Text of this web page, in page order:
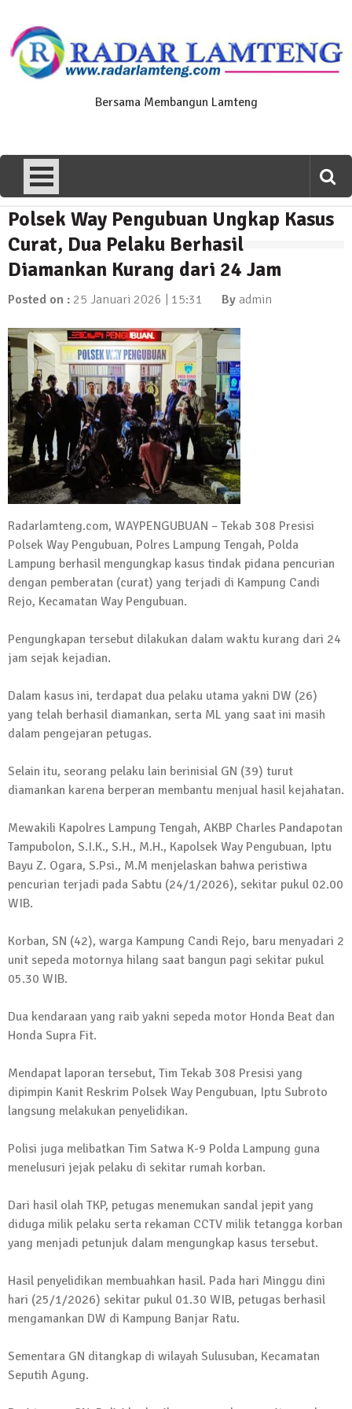
content
Bersama Membangun Lamteng
News Flash
Polres Lamteng Gelar Upacara
Peringatan Hari Pahlawan, Teladani
Semangat Pengorbanan untuk Bangsa
10 November 2025 | 14:07
Puluhan Warga Dusun III Geruduk
Balai Kampung Pujobasuki, Tuntut
Kadus Untuk Mundur
4 September 2025 | 15:40
News Flash
iklan ucapan HUT RI
20 Agustus 2025 | 14:43
News Flash
Maling Jebol Plafon Konter HP di
Rumbia, Pelaku Ditangkap di Lamtim
26 Juli 2025 | 10:33
News Flash
Kejari Geledah Kantor Disporapar
Lamteng Terkait Dugaan Korupsi Dana
16 Oktober 2024 | 05:27
News Flash
Cawabup Lampung Tengah
13 Oktober 2024 | 12:22
News Flash
Sasar Sejumlah Warga Kurang Mampu
12 Juli 2024 | 15:15
Dengan Semangat Muda, Ida Bagus
Wisnu Pujana Mengambil Berkas
Penjaringan Balonkada di DPC PDI P
Lamtim
News Flash
Melalui Dumas, Ketua SMSI Waykanan
Laporkan Kasus Pengeroyokan yang
19 Maret 2024 | 16:01
News Flash
Kembali Laksanakan Sosialisasi 4 Pilar
Kebangsaan, Kali Ini Digelar di Tubaba
2 Februari 2024 | 11:48
Polsek Way Pengubuan Ungkap Kasus
Curat, Dua Pelaku Berhasil
Diamankan Kurang dari 24 Jam
Posted on : 25 Januari 2026 | 15:31 By admin
Radarlamteng.com, WAYPENGUBUAN – Tekab 308 Presisi
Polsek Way Pengubuan, Polres Lampung Tengah, Polda
Lampung berhasil mengungkap kasus tindak pidana pencurian
dengan pemberatan (curat) yang terjadi di Kampung Candi
Rejo, Kecamatan Way Pengubuan.
Pengungkapan tersebut dilakukan dalam waktu kurang dari 24
jam sejak kejadian.
Dalam kasus ini, terdapat dua pelaku utama yakni DW (26)
yang telah berhasil diamankan, serta ML yang saat ini masih
dalam pengejaran petugas.
Selain itu, seorang pelaku lain berinisial GN (39) turut
diamankan karena berperan membantu menjual hasil kejahatan.
Mewakili Kapolres Lampung Tengah, AKBP Charles Pandapotan
Tampubolon, S.I.K., S.H., M.H., Kapolsek Way Pengubuan, Iptu
Bayu Z. Ogara, S.Psi., M.M menjelaskan bahwa peristiwa
pencurian terjadi pada Sabtu (24/1/2026), sekitar pukul 02.00
WIB.
Korban, SN (42), warga Kampung Candi Rejo, baru menyadari 2
unit sepeda motornya hilang saat bangun pagi sekitar pukul
05.30 WIB.
Dua kendaraan yang raib yakni sepeda motor Honda Beat dan
Honda Supra Fit.
Mendapat laporan tersebut, Tim Tekab 308 Presisi yang
dipimpin Kanit Reskrim Polsek Way Pengubuan, Iptu Subroto
langsung melakukan penyelidikan.
Polisi juga melibatkan Tim Satwa K-9 Polda Lampung guna
menelusuri jejak pelaku di sekitar rumah korban.
Dari hasil olah TKP, petugas menemukan sandal jepit yang
diduga milik pelaku serta rekaman CCTV milik tetangga korban
yang menjadi petunjuk dalam mengungkap kasus tersebut.
Hasil penyelidikan membuahkan hasil. Pada hari Minggu dini
hari (25/1/2026) sekitar pukul 01.30 WIB, petugas berhasil
mengamankan DW di Kampung Banjar Ratu.
Sementara GN ditangkap di wilayah Sulusuban, Kecamatan
Seputih Agung.